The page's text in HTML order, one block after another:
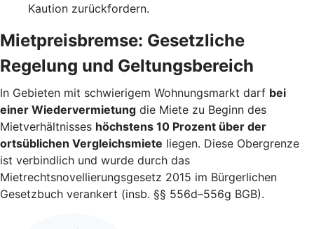
Kaution zurückfordern.
Mietpreisbremse: Gesetzliche
Regelung und Geltungsbereich
In Gebieten mit schwierigem Wohnungsmarkt darf bei
einer Wiedervermietung die Miete zu Beginn des
Mietverhältnisses höchstens 10 Prozent über der
ortsüblichen Vergleichsmiete liegen. Diese Obergrenze
ist verbindlich und wurde durch das
Mietrechtsnovellierungsgesetz 2015 im Bürgerlichen
Gesetzbuch verankert (insb. §§ 556d–556g BGB).